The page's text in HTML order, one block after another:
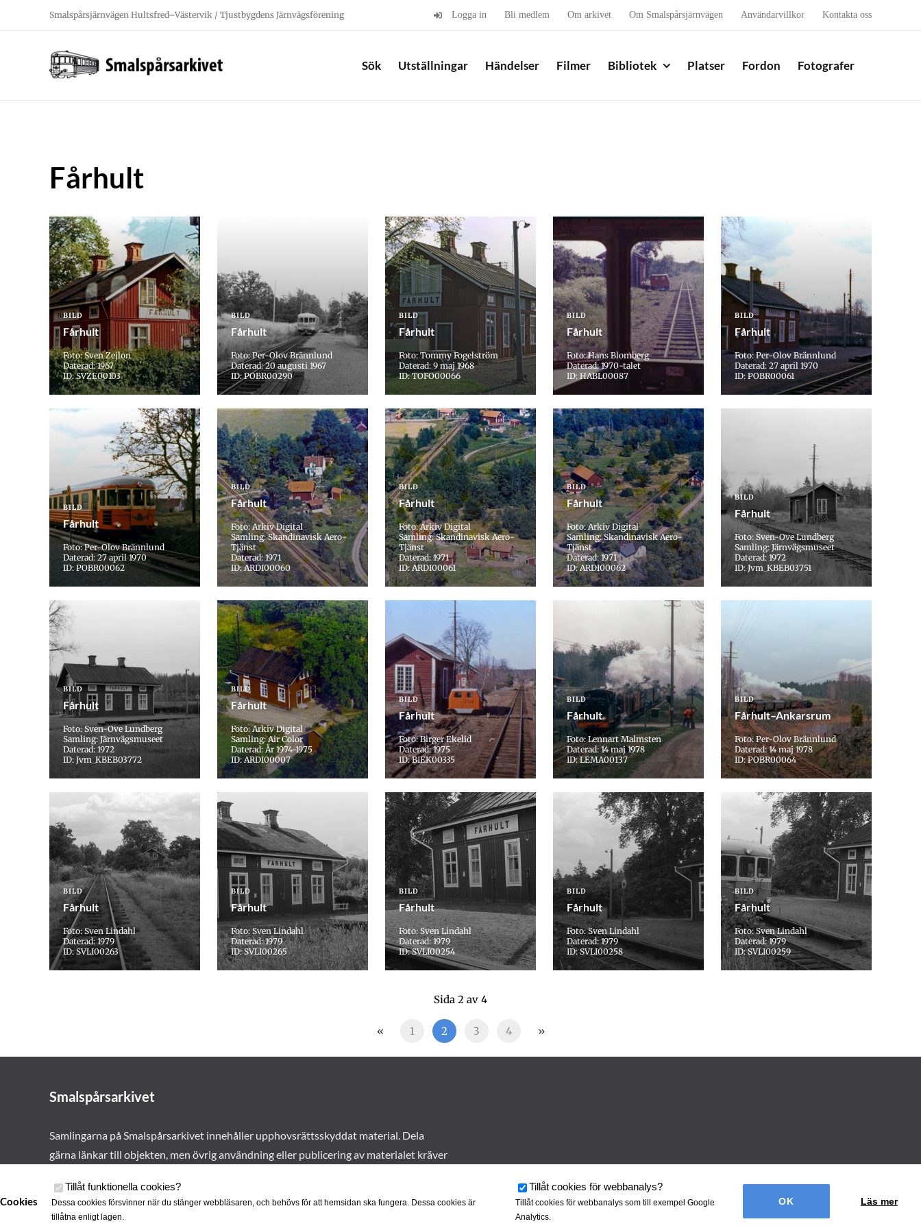
Smalspårsjärnvägen Hultsfred–Västervik / Tjustbygdens Järnvägsförening Logga in Bli medlem Om arkivet Om Smalspårsjärnvägen Användarvillkor Kontakta oss
Sök Utställningar Händelser Filmer Bibliotek Platser Fordon Fotografer
Fårhult
BILD
Fårhult
Foto: Sven Zejlon
Daterad: 1967
ID: SVZE00103
BILD
Fårhult
Foto: Per-Olov Brännlund
Daterad: 20 augusti 1967
ID: POBR00290
BILD
Fårhult
Foto: Tommy Fogelström
Daterad: 9 maj 1968
ID: TOFO00066
BILD
Fårhult
Foto: Hans Blomberg
Daterad: 1970-talet
ID: HABL00087
BILD
Fårhult
Foto: Per-Olov Brännlund
Daterad: 27 april 1970
ID: POBR00061
BILD
Fårhult
Foto: Per-Olov Brännlund
Daterad: 27 april 1970
ID: POBR00062
BILD
Fårhult
Foto: Arkiv Digital
Samling: Skandinavisk Aero-
Tjänst
Daterad: 1971
ID: ARDI00060
BILD
Fårhult
Foto: Arkiv Digital
Samling: Skandinavisk Aero-
Tjänst
Daterad: 1971
ID: ARDI00061
BILD
Fårhult
Foto: Arkiv Digital
Samling: Skandinavisk Aero-
Tjänst
Daterad: 1971
ID: ARDI00062
BILD
Fårhult
Foto: Sven-Ove Lundberg
Samling: Järnvägsmuseet
Daterad: 1972
ID: Jvm_KBEB03751
BILD
Fårhult
Foto: Sven-Ove Lundberg
Samling: Järnvägsmuseet
Daterad: 1972
ID: Jvm_KBEB03772
BILD
Fårhult
Foto: Arkiv Digital
Samling: Air Color
Daterad: År 1974-1975
ID: ARDI00007
BILD
Fårhult
Foto: Birger Ekelid
Daterad: 1975
ID: BIEK00335
BILD
Fårhult
Foto: Lennart Malmsten
Daterad: 14 maj 1978
ID: LEMA00137
BILD
Fårhult–Ankarsrum
Foto: Per-Olov Brännlund
Daterad: 14 maj 1978
ID: POBR00064
BILD
Fårhult
Foto: Sven Lindahl
Daterad: 1979
ID: SVLI00263
BILD
Fårhult
Foto: Sven Lindahl
Daterad: 1979
ID: SVLI00265
BILD
Fårhult
Foto: Sven Lindahl
Daterad: 1979
ID: SVLI00254
BILD
Fårhult
Foto: Sven Lindahl
Daterad: 1979
ID: SVLI00258
BILD
Fårhult
Foto: Sven Lindahl
Daterad: 1979
ID: SVLI00259
Sida 2 av 4
« 1 2 3 4 »
Smalspårsarkivet
Samlingarna på Smalspårsarkivet innehåller upphovsrättsskyddat material. Dela
gärna länkar till objekten, men övrig användning eller publicering av materialet kräver
Cookies
Tillåt funktionella cookies?
Dessa cookies försvinner när du stänger webbläsaren, och behövs för att hemsidan ska fungera. Dessa cookies är
tillåtna enligt lagen.
Tillåt cookies för webbanalys?
Tillåt cookies för webbanalys som till exempel Google
Analytics.
Läs mer